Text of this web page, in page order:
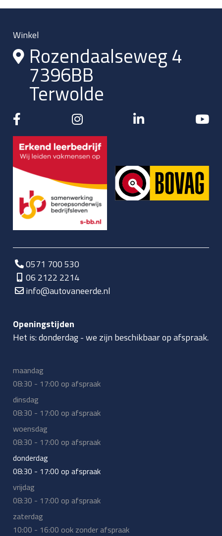
Winkel
Rozendaalseweg 4
7396BB
Terwolde
0571 700 530
06 2122 2214
info@autovaneerde.nl
Openingstijden
Het is:donderdag-we zijn beschikbaar op afspraak.
maandag
08:30 - 17:00 op afspraak
dinsdag
08:30 - 17:00 op afspraak
woensdag
08:30 - 17:00 op afspraak
donderdag
08:30 - 17:00 op afspraak
vrijdag
08:30 - 17:00 op afspraak
zaterdag
10:00 - 16:00 ook zonder afspraak